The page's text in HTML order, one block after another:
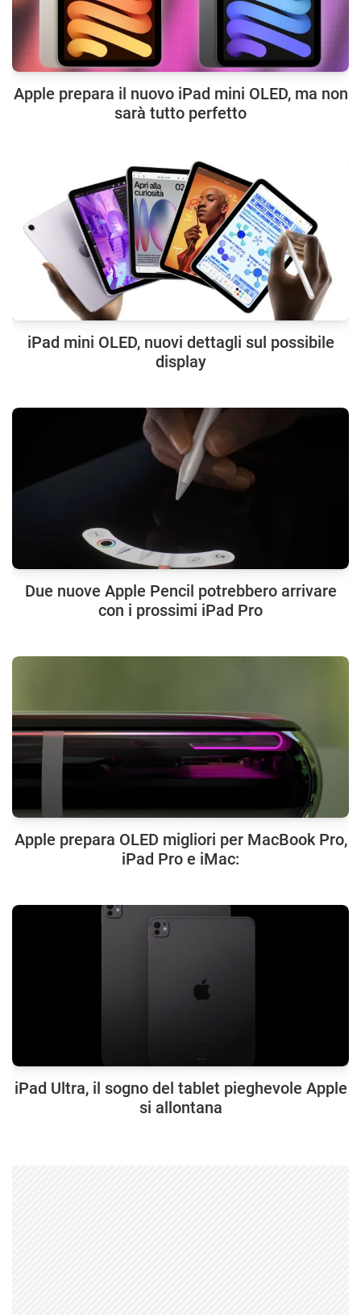
Apple prepara il nuovo iPad mini OLED, ma non
sarà tutto perfetto
iPad mini OLED, nuovi dettagli sul possibile
display
Due nuove Apple Pencil potrebbero arrivare
con i prossimi iPad Pro
Apple prepara OLED migliori per MacBook Pro,
iPad Pro e iMac:
iPad Ultra, il sogno del tablet pieghevole Apple
si allontana